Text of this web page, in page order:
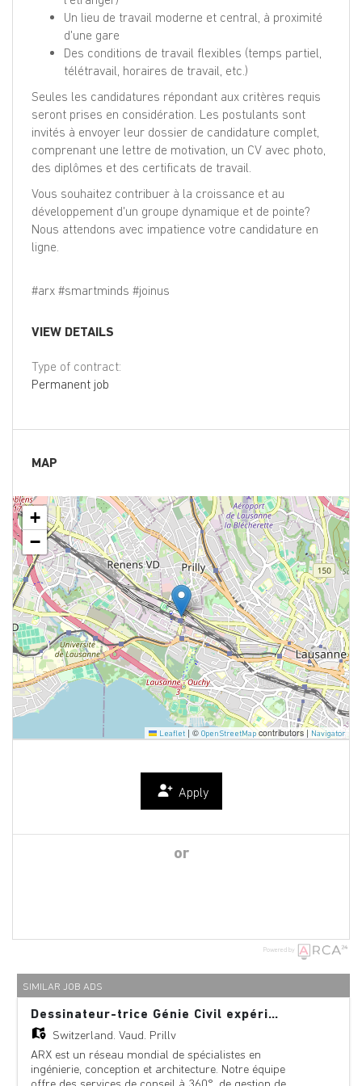
Un lieu de travail moderne et central, à proximité
d'une gare
Des conditions de travail flexibles (temps partiel,
télétravail, horaires de travail, etc.)
Seules les candidatures répondant aux critères requis
seront prises en considération. Les postulants sont
invités à envoyer leur dossier de candidature complet,
comprenant une lettre de motivation, un CV avec photo,
des diplômes et des certificats de travail.
Vous souhaitez contribuer à la croissance et au
développement d'un groupe dynamique et de pointe?
Nous attendons avec impatience votre candidature en
ligne.
#arx #smartminds #joinus
VIEW DETAILS
Type of contract:
Permanent job
MAP
+
−
Leaflet | © OpenStreetMapcontributors | Navigator
Apply
or
Powered by
SIMILAR JOB ADS
Dessinateur-trice Génie Civil expérimenté-e 80-100%
Switzerland, Vaud, Prilly
ARX est un réseau mondial de spécialistes en
ingénierie, conception et architecture. Notre équipe
offre des services de conseil à 360°, de gestion de